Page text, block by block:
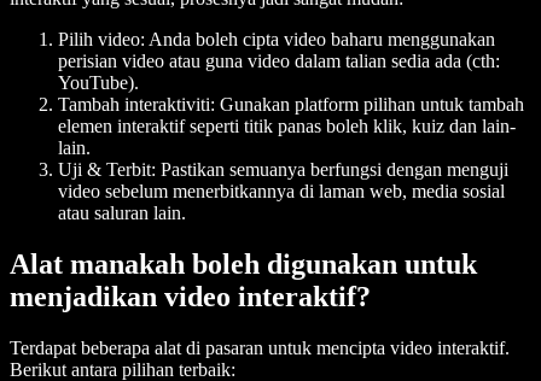
Pilih video: Anda boleh cipta video baharu menggunakan
perisian video atau guna video dalam talian sedia ada (cth:
YouTube).
Tambah interaktiviti: Gunakan platform pilihan untuk tambah
elemen interaktif seperti titik panas boleh klik, kuiz dan lain-
lain.
Uji & Terbit: Pastikan semuanya berfungsi dengan menguji
video sebelum menerbitkannya di laman web, media sosial
atau saluran lain.
Alat manakah boleh digunakan untuk
menjadikan video interaktif?
Terdapat beberapa alat di pasaran untuk mencipta video interaktif.
Berikut antara pilihan terbaik: